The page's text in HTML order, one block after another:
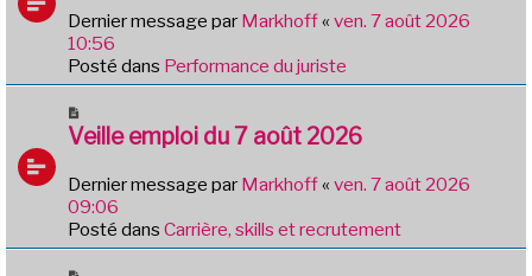
e
v
e
a
u
e
s
a
g
e
Dernier message par Markhoff« ven. 7 août 2026
10:56
Posté dans Performance du juriste
o
v
e
a
u
Veille emploi du 7 août 2026
Dernier message par Markhoff« ven. 7 août 2026
09:06
Posté dans Carrière, skills et recrutement